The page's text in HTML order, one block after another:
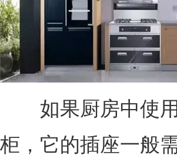
如果厨房中使用
柜，它的插座一般